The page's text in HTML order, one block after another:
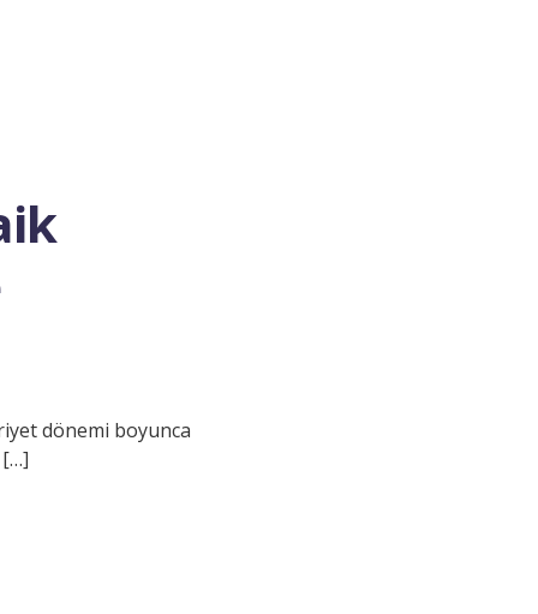
dönemi boyunca
[…]